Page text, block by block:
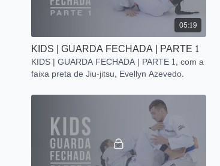
05:19
KIDS | GUARDA FECHADA | PARTE 1
KIDS | GUARDA FECHADA | PARTE 1, com a
faixa preta de Jiu-jitsu, Evellyn Azevedo.